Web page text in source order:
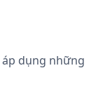
dụng những